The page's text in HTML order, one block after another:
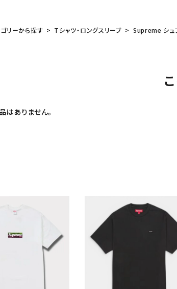
リーから探す Tシャツ・ロングスリーブ Supreme シュ
はありません。